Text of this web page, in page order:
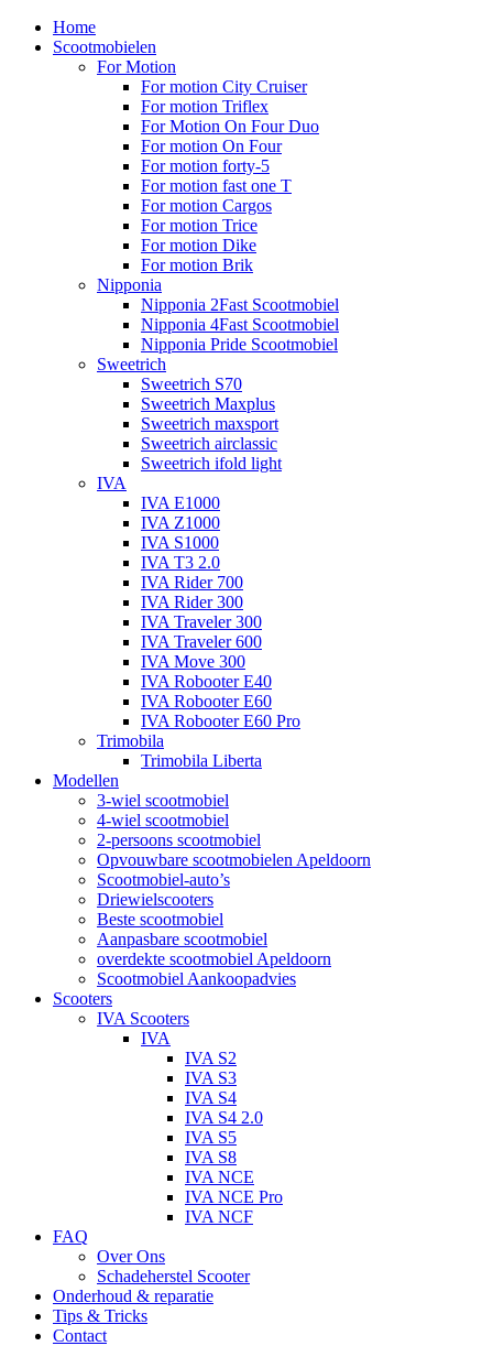
Home
Scootmobielen
For Motion
For motion City Cruiser
For motion Triflex
For Motion On Four Duo
For motion On Four
For motion forty-5
For motion fast one T
For motion Cargos
For motion Trice
For motion Dike
For motion Brik
Nipponia
Nipponia 2Fast Scootmobiel
Nipponia 4Fast Scootmobiel
Nipponia Pride Scootmobiel
Sweetrich
Sweetrich S70
Sweetrich Maxplus
Sweetrich maxsport
Sweetrich airclassic
Sweetrich ifold light
IVA
IVA E1000
IVA Z1000
IVA S1000
IVA T3 2.0
IVA Rider 700
IVA Rider 300
IVA Traveler 300
IVA Traveler 600
IVA Move 300
IVA Robooter E40
IVA Robooter E60
IVA Robooter E60 Pro
Trimobila
Trimobila Liberta
Modellen
3-wiel scootmobiel
4-wiel scootmobiel
2-persoons scootmobiel
Opvouwbare scootmobielen Apeldoorn
Scootmobiel-auto’s
Driewielscooters
Beste scootmobiel
Aanpasbare scootmobiel
overdekte scootmobiel Apeldoorn
Scootmobiel Aankoopadvies
Scooters
IVA Scooters
IVA
IVA S2
IVA S3
IVA S4
IVA S4 2.0
IVA S5
IVA S8
IVA NCE
IVA NCE Pro
IVA NCF
FAQ
Over Ons
Schadeherstel Scooter
Onderhoud & reparatie
Tips & Tricks
Contact